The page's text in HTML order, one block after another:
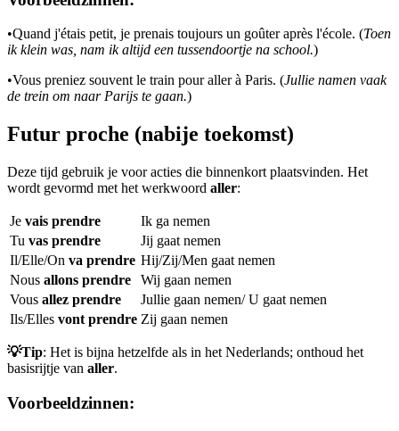
•Quand j'étais petit, je prenais toujours un goûter après l'école. (Toen
ik klein was, nam ik altijd een tussendoortje na school.)
•Vous preniez souvent le train pour aller à Paris. (Jullie namen vaak
de trein om naar Parijs te gaan.)
Futur proche (nabije toekomst)
Deze tijd gebruik je voor acties die binnenkort plaatsvinden. Het
wordt gevormd met het werkwoord aller:
Je vais prendre
Ik ga nemen
Tu vas prendre
Jij gaat nemen
Il/Elle/On va prendre Hij/Zij/Men gaat nemen
Nous allons prendre
Wij gaan nemen
Vous allez prendre
Jullie gaan nemen/ U gaat nemen
Ils/Elles vont prendre Zij gaan nemen
💡Tip: Het is bijna hetzelfde als in het Nederlands; onthoud het
basisrijtje van aller.
Voorbeeldzinnen: